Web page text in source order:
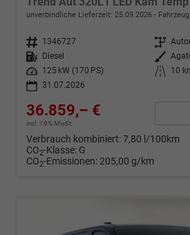
unverbindliche Lieferzeit: 25.09.2026
Fahrzeugnr. 1346727 Getriebe
Kraftstoff
Diesel Außenfarbe
Leistung
125 kW (170 PS) Kilometerstand
10
31.07.2026
36.859,– €
incl. 19% MwSt.
Verbrauch kombiniert:7,80 l/100km
CO2-Klasse: G
CO2-Emissionen: 205,00 g/km